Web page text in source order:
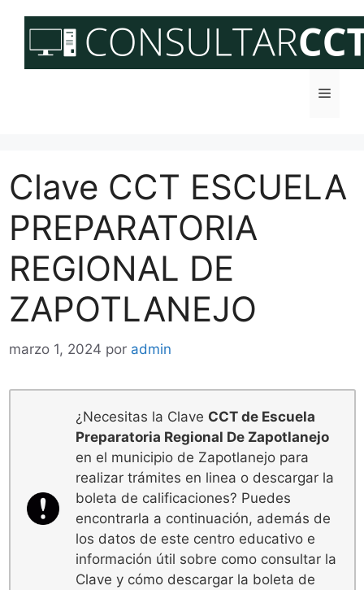
contenido
Menú
Clave CCT ESCUELA
PREPARATORIA
REGIONAL DE
ZAPOTLANEJO
marzo 1, 2024 por admin
¿Necesitas la Clave CCT de Escuela
Preparatoria Regional De Zapotlanejo
en el municipio de Zapotlanejo para
realizar trámites en linea o descargar la
boleta de calificaciones? Puedes
encontrarla a continuación, además de
los datos de este centro educativo e
información útil sobre como consultar la
Clave y cómo descargar la boleta de